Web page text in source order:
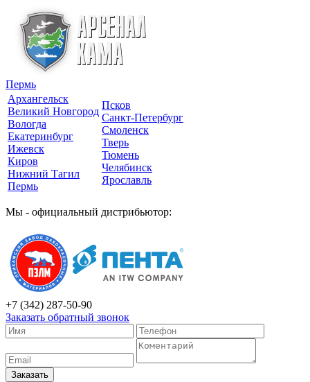
Пермь
Архангельск
Великий Новгород
Вологда
Екатеринбург
Ижевск
Киров
Нижний Тагил
Пермь
Псков
Санкт-Петербург
Смоленск
Тверь
Тюмень
Челябинск
Ярославль
Мы - официальный дистрибьютор:
+7 (342) 287-50-90
Заказать обратный звонок
Заказать